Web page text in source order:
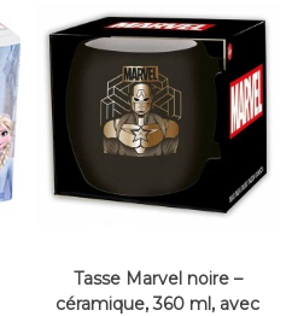
Tasse Marvel noire –
céramique, 360 ml, avec